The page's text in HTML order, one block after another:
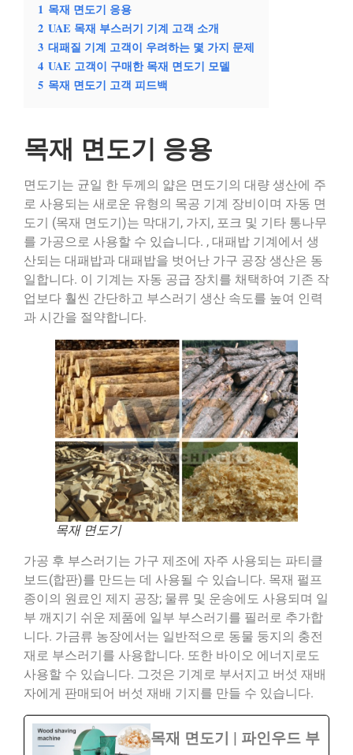
1 목재 면도기 응용
2 UAE 목재 부스러기 기계 고객 소개
3 대패질 기계 고객이 우려하는 몇 가지 문제
4 UAE 고객이 구매한 목재 면도기 모델
5 목재 면도기 고객 피드백
목재 면도기 응용
면도기는 균일 한 두께의 얇은 면도기의 대량 생산에 주
로 사용되는 새로운 유형의 목공 기계 장비이며 자동 면
도기 (목재 면도기)는 막대기, 가지, 포크 및 기타 통나무
를 가공으로 사용할 수 있습니다. , 대패밥 기계에서 생
산되는 대패밥과 대패밥을 벗어난 가구 공장 생산은 동
일합니다. 이 기계는 자동 공급 장치를 채택하여 기존 작
업보다 훨씬 간단하고 부스러기 생산 속도를 높여 인력
과 시간을 절약합니다.
목재 면도기
가공 후 부스러기는 가구 제조에 자주 사용되는 파티클
보드(합판)를 만드는 데 사용될 수 있습니다. 목재 펄프
종이의 원료인 제지 공장; 물류 및 운송에도 사용되며 일
부 깨지기 쉬운 제품에 일부 부스러기를 필러로 추가합
니다. 가금류 농장에서는 일반적으로 동물 둥지의 충전
재로 부스러기를 사용합니다. 또한 바이오 에너지로도
사용할 수 있습니다. 그것은 기계로 부서지고 버섯 재배
자에게 판매되어 버섯 재배 기지를 만들 수 있습니다.
목재 면도기 | 파인우드 부